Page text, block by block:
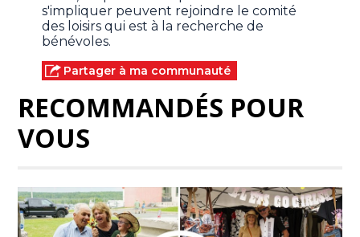
s'impliquer peuvent rejoindre le comité
des loisirs qui est à la recherche de
bénévoles.
Partager à ma communauté
RECOMMANDÉS POUR
VOUS